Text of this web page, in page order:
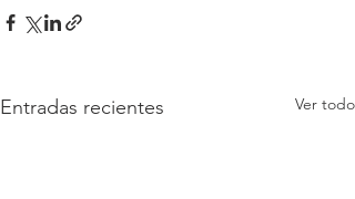
Entradas recientes Ver todo